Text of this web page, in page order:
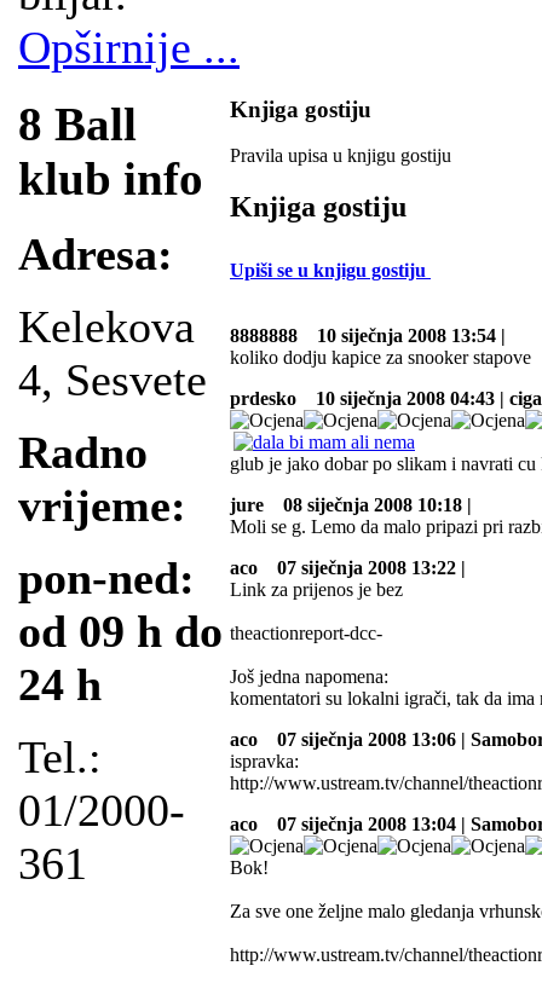
Opširnije ...
8 Ball
klub info
Adresa:
Kelekova
4, Sesvete
Radno
vrijeme:
pon-ned:
od 09 h do
24 h
Tel.:
01/2000-
361
Knjiga gostiju
Pravila upisa u knjigu gostiju
Knjiga gostiju
Upiši se u knjigu gostiju
8888888
10 siječnja 2008 13:54 |
koliko dodju kapice za snooker stapove
prdesko
10 siječnja 2008 04:43 |
glub je jako dobar po slikam i navrati
jure
08 siječnja 2008 10:18 |
Moli se g. Lemo da malo pripazi pri
aco
07 siječnja 2008 13:22 |
Link za prijenos je bez
theactionreport-dcc-
Još jedna napomena:
komentatori su lokalni igrači, tak da ima
aco
07 siječnja 2008 13:06 |
ispravka:
http://www.ustream.tv/channel/
aco
07 siječnja 2008 13:04 |
Bok!
Za sve one željne malo gledanja
http://www.ustream.tv/channel/